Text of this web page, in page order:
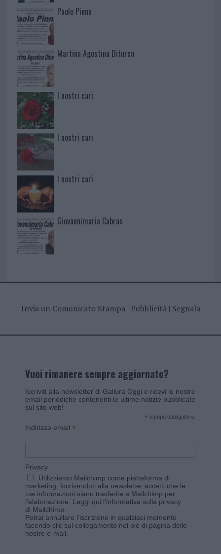
Paolo Pinna
Martina Agostina Diturco
I nostri cari
I nostri cari
I nostri cari
Giovannimaria Cabras
Invia un Comunicato Stampa| Pubblicità| Segnala
Vuoi rimanere sempre aggiornato?
Iscriviti alla newsletter di Gallura Oggi e ricevi le nostre
email periodiche contenenti le ultime notizie pubblicate
sul sito web!
* campo obbligatorio
Indirizzo email *
Privacy
Utilizziamo Mailchimp come piattaforma di
marketing. Iscrivendoti alla newsletter accetti che le
tue informazioni siano trasferite a Mailchimp per
l'elaborazione. Leggi qui l'informativa sulla privacy
di Mailchimp
Potrai annullare l'iscrizione in qualsiasi momento
facendo clic sul collegamento nel piè di pagina delle
nostre e-mail.